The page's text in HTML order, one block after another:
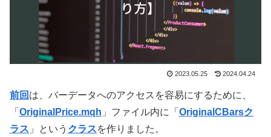
2023.05.25 2024.04.24
前回 は、バーデータへのアクセスを容易にするために、
「 OriginalPrice.mqh 」ファイル内に「 OriginalCBarsク
ラス 」という クラスを作りました。